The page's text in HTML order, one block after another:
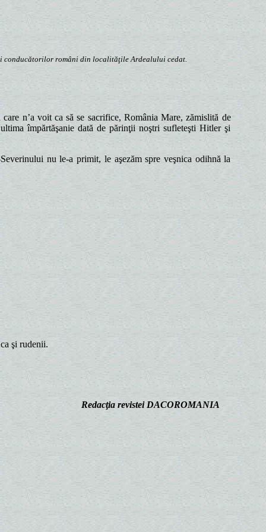
conducătorilor români din localităţile Ardealului cedat.
n’a voit ca să se sacrifice, România Mare, zămislită de
împărtăşanie dată de părinţii noştri sufleteşti Hitler şi
nu le-a primit, le aşezăm spre veşnica odihnă la
şi rudenii.
Redacţia revistei DACOROMANIA